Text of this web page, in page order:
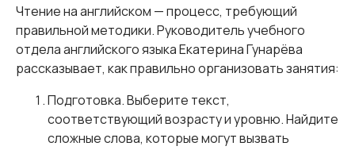
Чтение на английском — процесс, требующий
правильной методики. Руководитель учебного
отдела английского языка Екатерина Гунарёва
рассказывает, как правильно организовать занятия:
Подготовка. Выберите текст,
соответствующий возрасту и уровню. Найдите
сложные слова, которые могут вызвать